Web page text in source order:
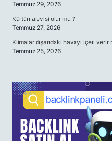
Temmuz 29, 2026
Kürtün alevisi olur mu ?
Temmuz 27, 2026
Klimalar dışarıdaki havayı içeri verir
Temmuz 25, 2026